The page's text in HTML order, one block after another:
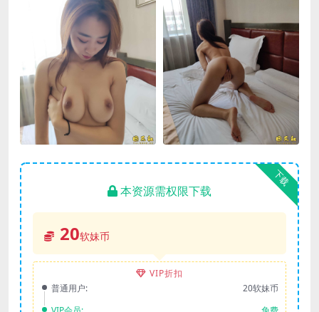
下载
本资源需权限下载
20软妹币
VIP折扣
普通用户:
20软妹币